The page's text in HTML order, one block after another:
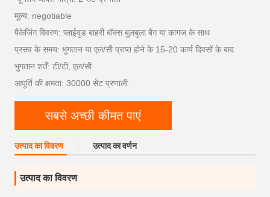
मूल्य: negotiable
पैकेजिंग विवरण: प्लाईवुड बाहरी बॉक्स बुलबुला बैग या कागज के साथ
प्रसव के समय: भुगतान या एल/सी प्राप्त होने के 15-20 कार्य दिवसों के बाद
भुगतान शर्तें: टी/टी, एल/सी
आपूर्ति की क्षमता: 30000 सेट प्रणाली
सबसे अच्छी कीमत पाएं
उत्पाद का विवरण उत्पाद का वर्णन
उत्पाद का विवरण